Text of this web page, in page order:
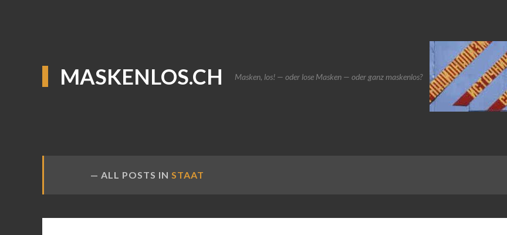
MASKENLOS.CH Masken, los! — oder lose Masken — oder ganz maskenlos?
ALL POSTS IN STAAT